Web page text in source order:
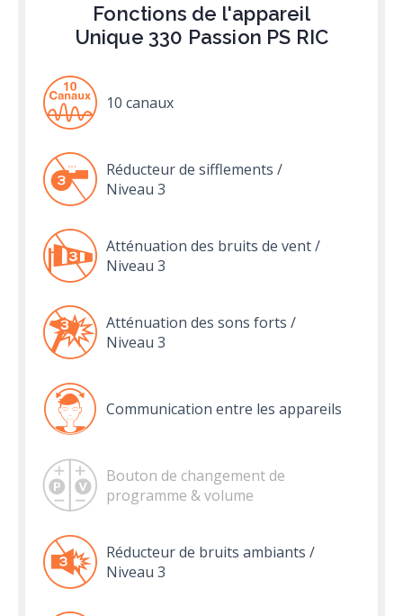
Fonctions de l'appareil
Unique 330 Passion PS RIC
10 canaux
Réducteur de sifflements /
Niveau 3
Atténuation des bruits de vent /
Niveau 3
Atténuation des sons forts /
Niveau 3
Communication entre les appareils
Bouton de changement de
programme & volume
Réducteur de bruits ambiants /
Niveau 3